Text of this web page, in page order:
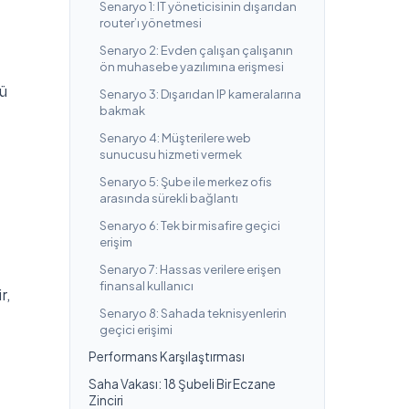
Senaryo 1: IT yöneticisinin dışarıdan
router’ı yönetmesi
Senaryo 2: Evden çalışan çalışanın
ön muhasebe yazılımına erişmesi
Senaryo 3: Dışarıdan IP kameralarına
bakmak
Senaryo 4: Müşterilere web
sunucusu hizmeti vermek
Senaryo 5: Şube ile merkez ofis
arasında sürekli bağlantı
Senaryo 6: Tek bir misafire geçici
erişim
Senaryo 7: Hassas verilere erişen
finansal kullanıcı
Senaryo 8: Sahada teknisyenlerin
geçici erişimi
Performans Karşılaştırması
Saha Vakası: 18 Şubeli Bir Eczane
Zinciri